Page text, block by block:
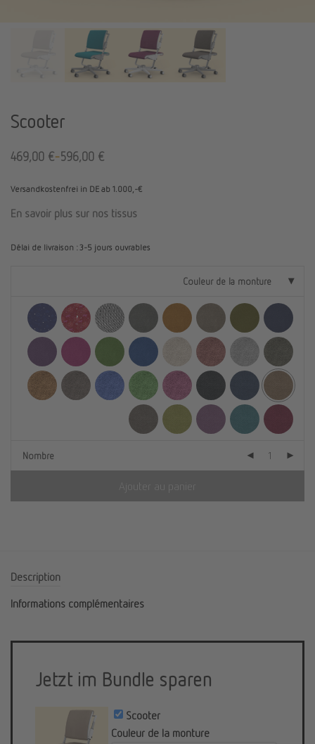
Scooter
469,00 €-596,00 €
Versandkostenfrei in DE ab 1.000,-€
En savoir plus sur nos tissus
Délai de livraison : 3-5 jours ouvrables
Couleur de la monture
Nombre
Ajouter au panier
Description
Informations complémentaires
Jetzt im Bundle sparen
Scooter
Couleur de la monture